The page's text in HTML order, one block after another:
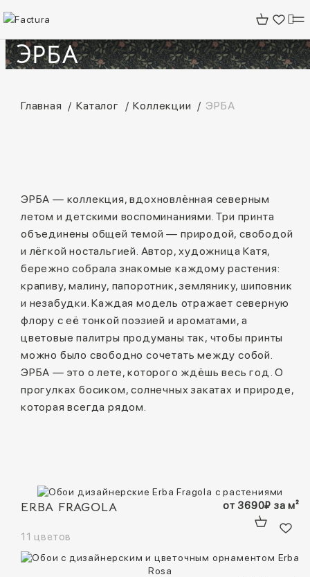
ЭРБА
Главная Каталог Коллекции ЭРБА
ЭРБА — коллекция, вдохновлённая северным
летом и детскими воспоминаниями. Три принта
объединены общей темой — природой, свободой
и лёгкой ностальгией. Автор, художница Катя,
бережно собрала знакомые каждому растения:
крапиву, малину, папоротник, землянику, шиповник
и незабудки. Каждая модель отражает северную
флору с её тонкой поэзией и ароматами, а
цветовые палитры продуманы так, чтобы принты
можно было свободно сочетать между собой.
ЭРБА — это о лете, которого ждёшь весь год. О
прогулках босиком, солнечных закатах и природе,
которая всегда рядом.
ERBA FRAGOLA
11 цветов
от 3690₽ за м²